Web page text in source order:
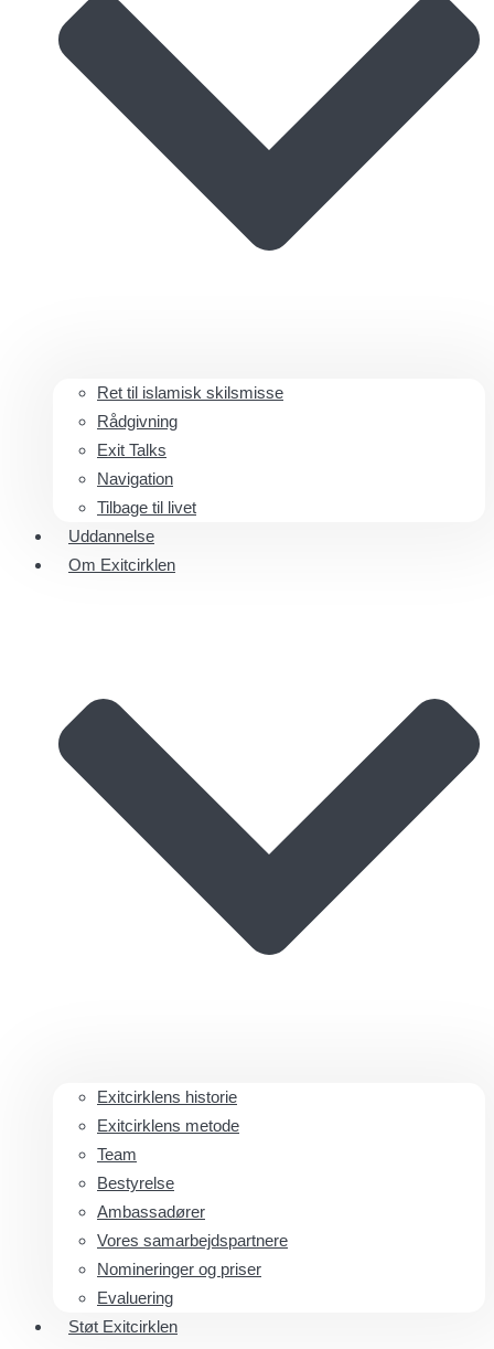
Ret til islamisk skilsmisse
Rådgivning
Exit Talks
Navigation
Tilbage til livet
Uddannelse
Om Exitcirklen
Exitcirklens historie
Exitcirklens metode
Team
Bestyrelse
Ambassadører
Vores samarbejdspartnere
Nomineringer og priser
Evaluering
Støt Exitcirklen